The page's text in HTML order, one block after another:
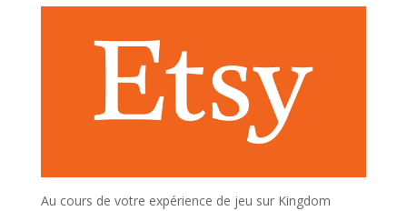
Au cours de votre expérience de jeu sur Kingdom